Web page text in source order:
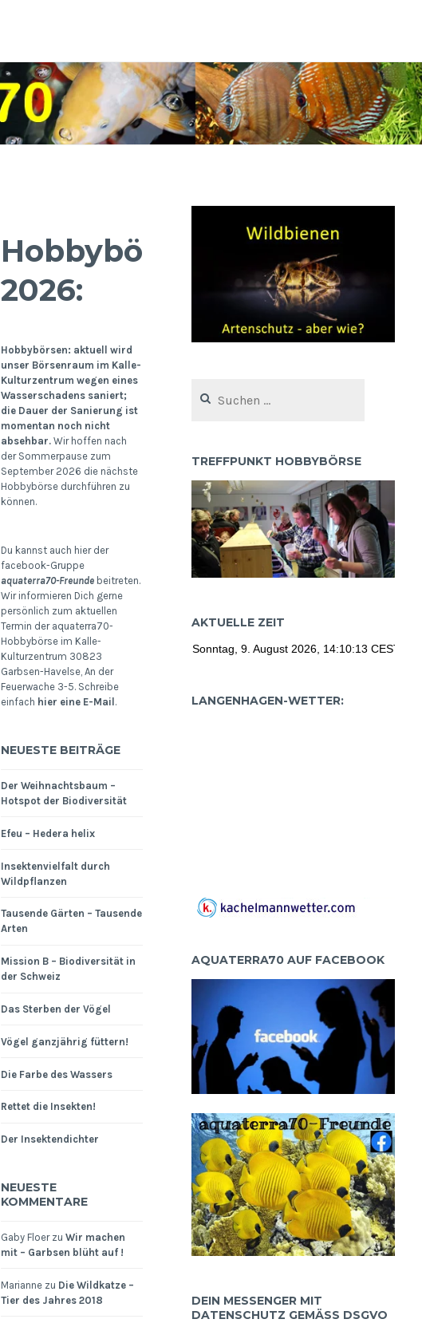
Hobbybörsen
2026:
Hobbybörsen: aktuell wird
unser Börsenraum im Kalle-
Kulturzentrum wegen eines
Wasserschadens saniert;
die Dauer der Sanierung ist
momentan noch nicht
absehbar.Wir hoffen nach
der Sommerpause zum
September 2026 die nächste
Hobbybörse durchführen zu
können.
Du kannst auch hier der
facebook-Gruppe
aquaterra70-Freundebeitreten.
Wir informieren Dich gerne
persönlich zum aktuellen
Termin der aquaterra70-
Hobbybörse im Kalle-
Kulturzentrum 30823
Garbsen-Havelse, An der
Feuerwache 3-5. Schreibe
einfach hier eine E-Mail .
NEUESTE BEITRÄGE
Der Weihnachtsbaum –
Hotspot der Biodiversität
Efeu – Hedera helix
Insektenvielfalt durch
Wildpflanzen
Tausende Gärten – Tausende
Arten
Mission B – Biodiversität in
der Schweiz
Das Sterben der Vögel
Vögel ganzjährig füttern!
Die Farbe des Wassers
Rettet die Insekten!
Der Insektendichter
NEUESTE
KOMMENTARE
Gaby Floerzu Wir machen
mit – Garbsen blüht auf !
Mariannezu Die Wildkatze –
Tier des Jahres 2018
nach:
TREFFPUNKT HOBBYBÖRSE
AKTUELLE ZEIT
LANGENHAGEN-WETTER:
AQUATERRA70 AUF FACEBOOK
DEIN MESSENGER MIT
DATENSCHUTZ GEMÄSS DSGVO